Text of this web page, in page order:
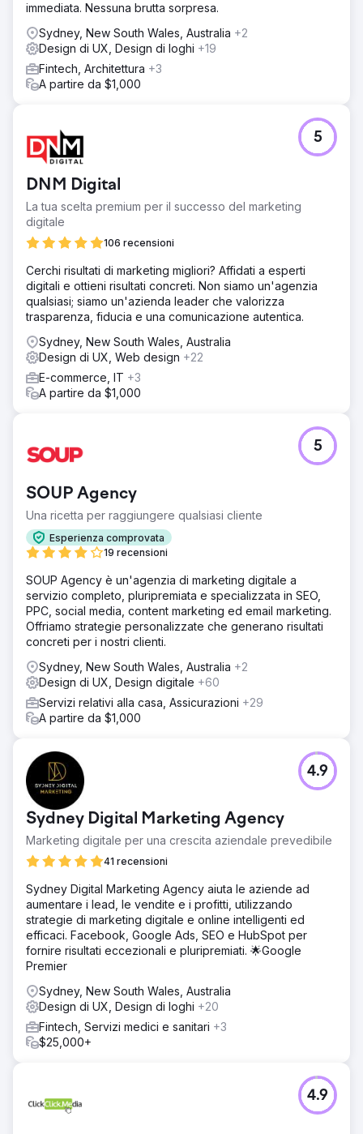
immediata. Nessuna brutta sorpresa.
Sydney, New South Wales, Australia +2
Design di UX, Design di loghi +19
Fintech, Architettura +3
A partire da $1,000
DNM Digital
La tua scelta premium per il successo del marketing
digitale
106 recensioni
5
Cerchi risultati di marketing migliori? Affidati a esperti
digitali e ottieni risultati concreti. Non siamo un'agenzia
qualsiasi; siamo un'azienda leader che valorizza
trasparenza, fiducia e una comunicazione autentica.
Sydney, New South Wales, Australia
Design di UX, Web design +22
E-commerce, IT +3
A partire da $1,000
SOUP Agency
Una ricetta per raggiungere qualsiasi cliente
Esperienza comprovata
19 recensioni
5
SOUP Agency è un'agenzia di marketing digitale a
servizio completo, pluripremiata e specializzata in SEO,
PPC, social media, content marketing ed email marketing.
Offriamo strategie personalizzate che generano risultati
concreti per i nostri clienti.
Sydney, New South Wales, Australia +2
Design di UX, Design digitale +60
Servizi relativi alla casa, Assicurazioni +29
A partire da $1,000
Sydney Digital Marketing Agency
Marketing digitale per una crescita aziendale prevedibile
41 recensioni
4.9
Sydney Digital Marketing Agency aiuta le aziende ad
aumentare i lead, le vendite e i profitti, utilizzando
strategie di marketing digitale e online intelligenti ed
efficaci. Facebook, Google Ads, SEO e HubSpot per
fornire risultati eccezionali e pluripremiati. 🌟Google
Premier
Sydney, New South Wales, Australia
Design di UX, Design di loghi +20
Fintech, Servizi medici e sanitari +3
$25,000+
4.9